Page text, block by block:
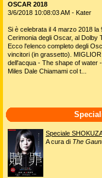
OSCAR 2018
3/6/2018 10:08:03 AM - Kater
Si è celebrata il 4 marzo 2018 la
Cerimonia degli Oscar, al Dolby
Ecco l'elenco completo degli
vincitori (in grassetto).
dell'acqua - The shape of water
Miles Dale Chiamami col t...
Speciale
A cura di The